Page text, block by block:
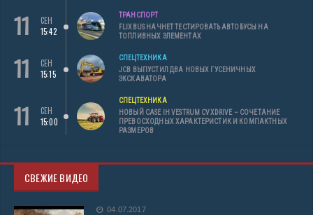
11
СЕН
15:42
ТРАНСПОРТ
FLIXBUS НАЧНЕТ ТЕСТИРОВАТЬ АВТОБУСЫ НА
ТОПЛИВНЫХ ЭЛЕМЕНТАХ
11
СЕН
15:15
СПЕЦТЕХНИКА
JCB ВЫПУСТИЛ ДВА НОВЫХ ГУСЕНИЧНЫХ
ЭКСКАВАТОРА
11
СЕН
15:00
СПЕЦТЕХНИКА
НОВЫЙ CASE IH VESTRUM CVXDRIVE – СОЧЕТАНИЕ
ПРЕВОСХОДНЫХ ХАРАКТЕРИСТИК И КОМПАКТНЫХ
РАЗМЕРОВ
СВЕЖИЕ ВИДЕО
04.07.2017